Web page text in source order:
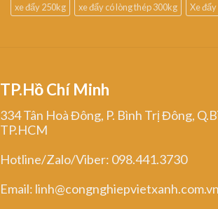
xe đẩy 250kg
xe đẩy có lòng thép 300kg Xe
TP.Hồ Chí Minh
334 Tân Hoà Đông, P. Bình Trị Đông,
TP.HCM
Hotline/Zalo/Viber: 098.441.3730
Email: linh@congnghiepvietxanh.com.vn